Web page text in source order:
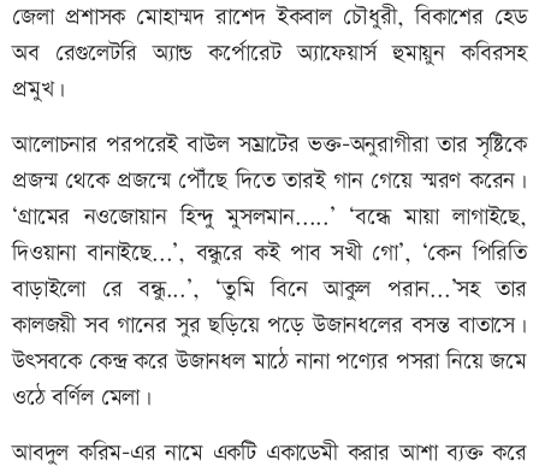
জেলা প্রশাসক মোহাম্মদ রাশেদ ইকবাল চৌধুরী, বিকাশের হেড
অব রেগুলেটরি অ্যান্ড কর্পোরেট অ্যাফেয়ার্স হুমায়ুন কবিরসহ
প্রমুখ।
আলোচনার পরপরেই বাউল সম্রাটের ভক্ত-অনুরাগীরা তার সৃষ্টিকে
প্রজন্ম থেকে প্রজন্মে পৌঁছে দিতে তারই গান গেয়ে স্মরণ করেন।
‘গ্রামের নওজোয়ান হিন্দু মুসলমান.....’ ‘বন্ধে মায়া লাগাইছে,
দিওয়ানা বানাইছে...’, বন্ধুরে কই পাব সখী গো’, ‘কেন পিরিতি
বাড়াইলো রে বন্ধু...’, ‘তুমি বিনে আকুল পরান...’সহ তার
কালজয়ী সব গানের সুর ছড়িয়ে পড়ে উজানধলের বসন্ত বাতাসে।
উৎসবকে কেন্দ্র করে উজানধল মাঠে নানা পণ্যের পসরা নিয়ে জমে
ওঠে বর্ণিল মেলা।
আবদুল করিম-এর নামে একটি একাডেমী করার আশা ব্যক্ত করে